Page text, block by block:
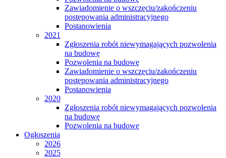
Zawiadomienie o wszczęciu/zakończeniu
postępowania administracyjnego
Postanowienia
2021
Zgłoszenia robót niewymagających pozwolenia
na budowę
Pozwolenia na budowę
Zawiadomienie o wszczęciu/zakończeniu
postępowania administracyjnego
Postanowienia
2020
Zgłoszenia robót niewymagających pozwolenia
na budowę
Pozwolenia na budowę
Ogłoszenia
2026
2025